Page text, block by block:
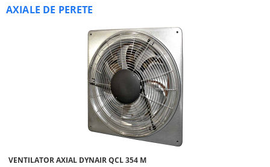
AXIALE DE PERETE
VENTILATOR AXIAL DYNAIR QCL 354 M